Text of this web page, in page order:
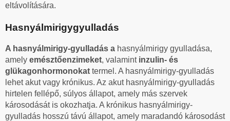
eltávolítására.
Hasnyálmirigygyulladás
A hasnyálmirigy-gyulladás a hasnyálmirigy gyulladása,
amely emésztőenzimeket, valamint inzulin- és
glükagonhormonokat termel. A hasnyálmirigy-gyulladás
lehet akut vagy krónikus. Az akut hasnyálmirigy-gyulladás
hirtelen fellépő, súlyos állapot, amely más szervek
károsodását is okozhatja. A krónikus hasnyálmirigy-
gyulladás hosszú távú állapot, amely maradandó károsodást